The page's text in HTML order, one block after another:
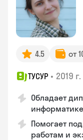
4.5 от
ТУСУР • 2019 г.
Обладает
информатике
Помогает
работам и